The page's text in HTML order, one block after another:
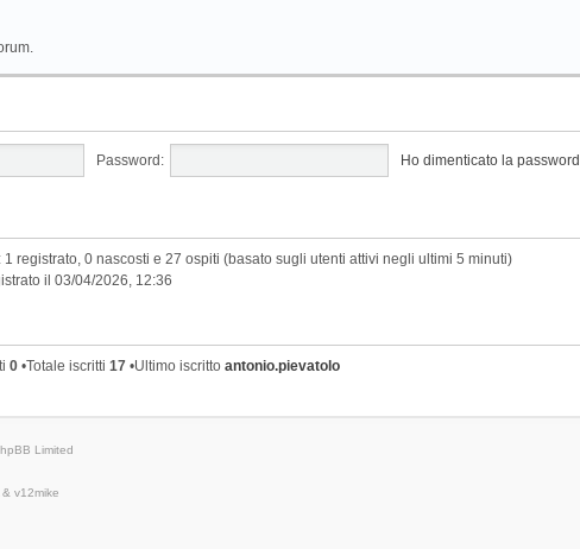
Password: Ho dimenticato la password
registrato, 0 nascosti e 27 ospiti (basato sugli utenti attivi negli ultimi 5 minuti)
il 03/04/2026, 12:36
0•Totale iscritti 17•Ultimo iscritto antonio.pievatolo
Limited
v12mike